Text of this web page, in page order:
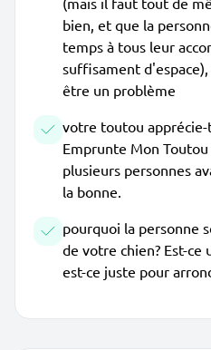
bien, et que la
temps à tous leur
suffisament
être un problème
votre toutou apprécie-
Emprunte Mon
plusieurs personnes
la bonne.
pourquoi la personne
de votre chien? Est-ce
est-ce juste pour